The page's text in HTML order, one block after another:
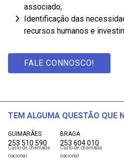
associado;
Identificação das
recursos humanos e
FALE CONNOSCO!
TEM ALGUMA QUESTÃO QUE
GUIMARÃES
253 510 590
Custo de chamada
nacional
BRAGA
253 604 010
Custo de chamada
nacional